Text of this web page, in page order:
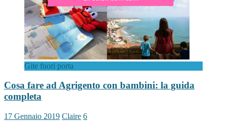
Gite fuori porta
Cosa fare ad Agrigento con bambini: la guida
completa
17 Gennaio 2019 Claire 6